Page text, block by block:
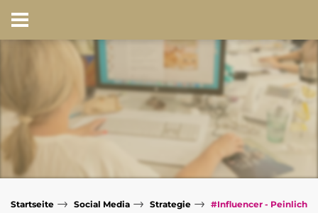
Startseite → Social Media → Strategie → #Influencer - Peinlich